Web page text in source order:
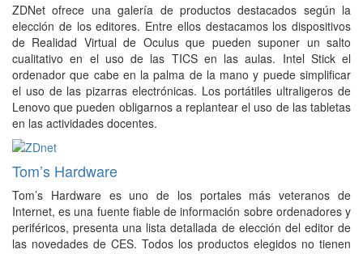
ZDNet ofrece una galería de productos destacados según la
elección de los editores. Entre ellos destacamos los dispositivos
de Realidad Virtual de Oculus que pueden suponer un salto
cualitativo en el uso de las TICS en las aulas. Intel Stick el
ordenador que cabe en la palma de la mano y puede simplificar
el uso de las pizarras electrónicas. Los portátiles ultraligeros de
Lenovo que pueden obligarnos a replantear el uso de las tabletas
en las actividades docentes.
Tom’s Hardware
Tom’s Hardware es uno de los portales más veteranos de
Internet, es una fuente fiable de información sobre ordenadores y
periféricos, presenta una lista detallada de elección del editor de
las novedades de CES. Todos los productos elegidos no tienen